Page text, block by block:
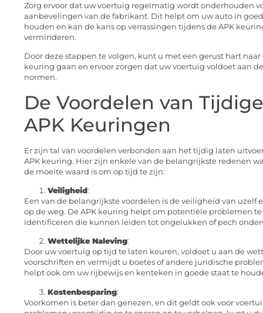
Zorg ervoor dat uw voertuig regelmatig wordt onderhouden
aanbevelingen van de fabrikant. Dit helpt om uw auto in
houden en kan de kans op verrassingen tijdens de APK
verminderen.
Door deze stappen te volgen, kunt u met een gerust hart naar
keuring gaan en ervoor zorgen dat uw voertuig voldoet aan
normen.
De Voordelen van Tijdige
APK Keuringen
Er zijn tal van voordelen verbonden aan het tijdig laten
APK keuring. Hier zijn enkele van de belangrijkste redenen
de moeite waard is om op tijd te zijn:
Veiligheid:
Een van de belangrijkste voordelen is de veiligheid van uzelf
op de weg. De APK keuring helpt om potentiële problemen te
identificeren die kunnen leiden tot ongelukken of pech
Wettelijke Naleving:
Door uw voertuig op tijd te laten keuren, voldoet u aan de
voorschriften en vermijdt u boetes of andere juridische
helpt ook om uw rijbewijs en kenteken in goede staat te
Kostenbesparing:
Voorkomen is beter dan genezen, en dit geldt ook voor